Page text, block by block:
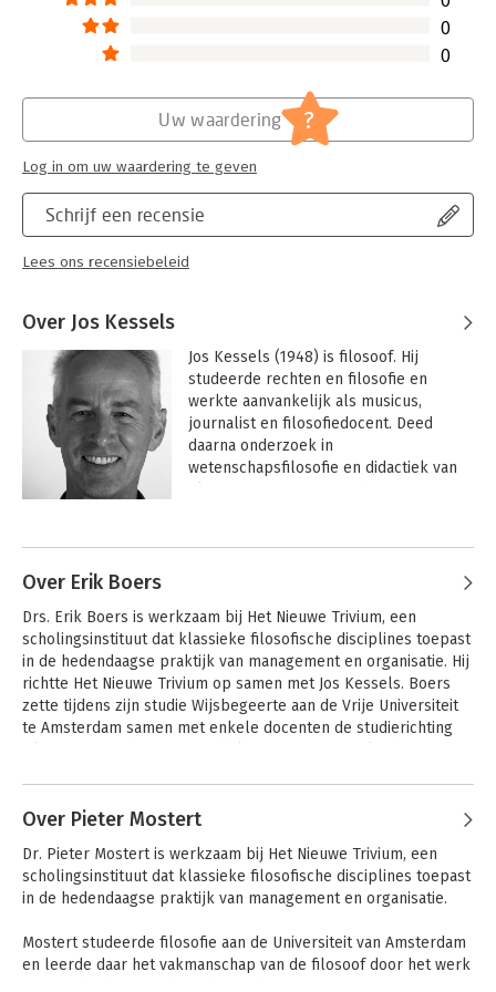
0
0
Schrijf een recensie
Lees ons recensiebeleid
Uw waardering ?
Log in om uw waardering te geven
Over Jos Kessels
Jos Kessels (1948) is filosoof. Hij
studeerde rechten en filosofie en
werkte aanvankelijk als musicus,
journalist en filosofiedocent. Deed
daarna onderzoek in
wetenschapsfilosofie en didactiek van
Sinds 25 jaar leidt Jos Kessels
gesprekken en trainingen met
managers en bestuurders in
verschillende sectoren van de
samenleving: gezondheidszorg,
bureau dat filosofie in bedrijf brengt.
Hij stapte na tien jaar op om te
veranderen en te vernieuwen en werkt
nu vanuit het bureau Eidoskoop,
gespecialiseerd in idee-ontwikkeling.
Vrije ruimte
Over Erik Boers
Drs. Erik Boers is werkzaam bij Het Nieuwe Trivium, een
scholingsinstituut dat klassieke filosofische disciplines toepast
in de hedendaagse praktijk van management en organisatie. Hij
richtte Het Nieuwe Trivium op samen met Jos Kessels. Boers
zette tijdens zijn studie Wijsbegeerte aan de Vrije Universiteit
te Amsterdam samen met enkele docenten de studierichting
1993 tot november 1997 was hij werkzaam als management
hij met enkele collega's Learning Consortium op, een netwerk
van ervaren, zelfstandige adviseurs/trainers in Engeland,
Nederland, België en Frankrijk.
Over Pieter Mostert
Dr. Pieter Mostert is werkzaam bij Het Nieuwe Trivium, een
scholingsinstituut dat klassieke filosofische disciplines toepast
in de hedendaagse praktijk van management en organisatie.
Mostert studeerde filosofie aan de Universiteit van Amsterdam
en leerde daar het vakmanschap van de filosoof door het werk